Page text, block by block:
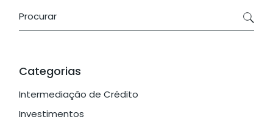
Categorias
Intermediação de Crédito
Investimentos